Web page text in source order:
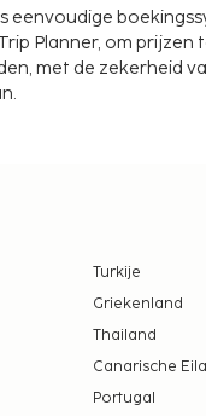
met een lekker
voor
eenvoudige
Planner, om prijzen
met de zekerheid
Turkije
Griekenland
Thailand
Canarische
Portugal